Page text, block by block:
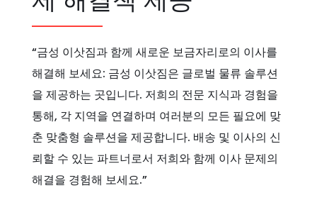
“금성 이삿짐과 함께 새로운 보금자리로의 이사를
해결해 보세요: 금성 이삿짐은 글로벌 물류 솔루션
을 제공하는 곳입니다. 저희의 전문 지식과 경험을
통해, 각 지역을 연결하며 여러분의 모든 필요에 맞
춘 맞춤형 솔루션을 제공합니다. 배송 및 이사의 신
뢰할 수 있는 파트너로서 저희와 함께 이사 문제의
해결을 경험해 보세요.”